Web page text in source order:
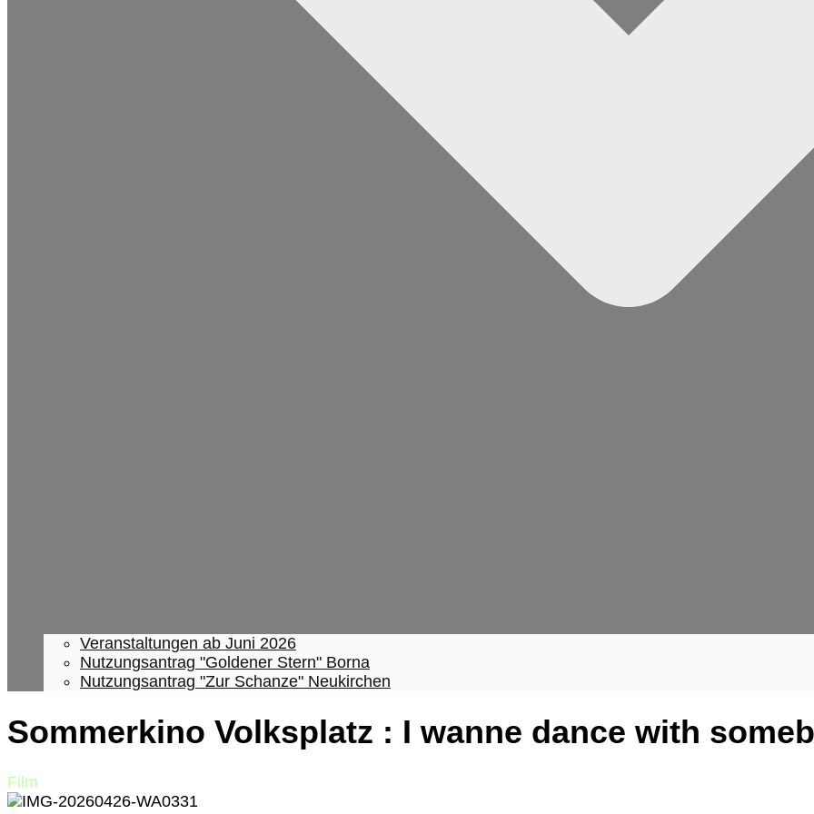
Veranstaltungen ab Juni 2026
Nutzungsantrag "Goldener Stern" Borna
Nutzungsantrag "Zur Schanze" Neukirchen
Sommerkino Volksplatz : I wanne dance with
Film